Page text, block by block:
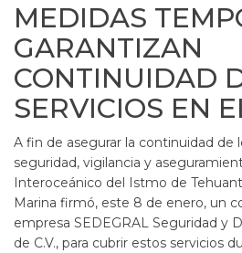
MEDIDAS
GARANTIZAN
CONTINUIDAD
SERVICIOS EN
A fin de asegurar la continuidad de
seguridad, vigilancia y
Interoceánico del Istmo de
Marina firmó, este 8 de enero, un
empresa SEDEGRAL Seguridad y
de C.V., para cubrir estos servicios